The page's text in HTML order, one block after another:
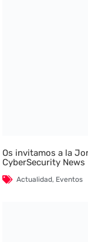
Os invitamos a la
CyberSecurity News
Actualidad, Eventos